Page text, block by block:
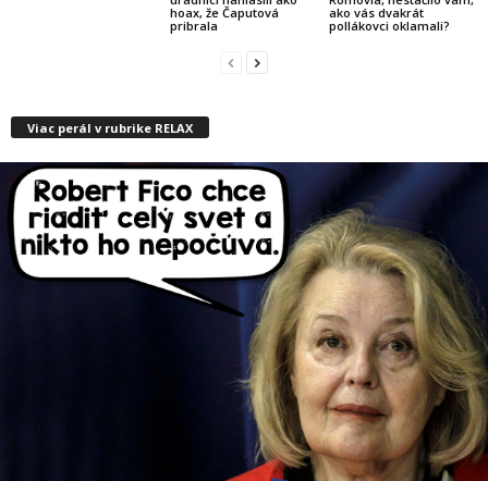
hoax, že Čaputová
pribrala
ako vás dvakrát
pollákovci oklamali?
Viac perál v rubrike RELAX